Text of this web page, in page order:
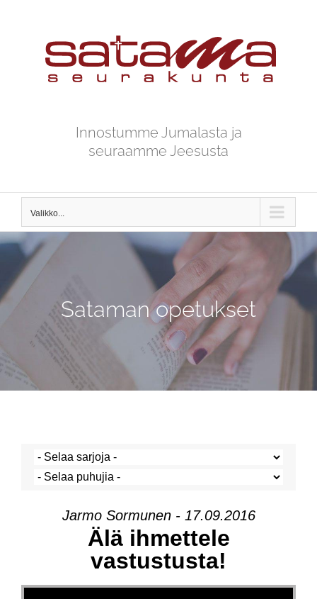
Innostumme Jumalasta ja
seuraamme Jeesusta
Valikko...
Sataman opetukset
Jarmo Sormunen - 17.09.2016
Älä ihmettele
vastustusta!